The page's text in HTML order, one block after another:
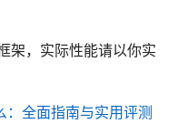
架，实际性能请以你实
：全面指南与实用评测